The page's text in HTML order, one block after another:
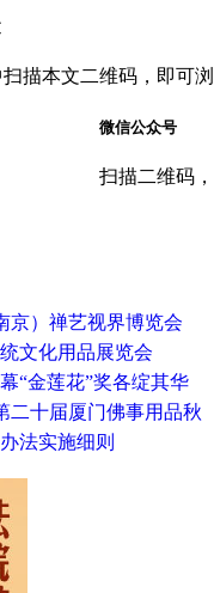
描本文二维码，即可
微信公众号
扫描二维码
京）禅艺视界博览会
文化用品展览会
“金莲花”奖各绽其华
二十届厦门佛事用品秋
法实施细则